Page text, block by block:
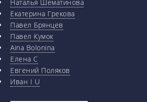
Наталья Шематинова
Екатерина Грекова
Павел Брянцев
Павел Кумок
Aina Bolonina
Елена С
Евгений Поляков
Иван I U